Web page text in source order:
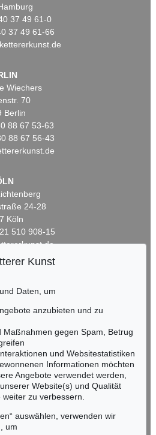
37 49 61-0
37 49 61-66
Wiechers
70
Berlin
88 67 53-63
88 67 56-43
24-28
Köln
510 908-15
Heß
21 58 80-038
21 58 80-595
M.A.
8618661
Kunst
Daten, um
anzubieten und zu
Maßnahmen gegen Spam, Betrug
und Websitestatistiken
Informationen möchten
Angebote verwendet werden,
Website(s) und Qualität
zu verbessern.
auswählen, verwenden wir
um